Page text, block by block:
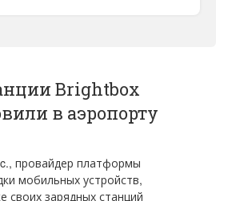
Brightbox
в аэропорту
провайдер платформы
мобильных устройств,
своих зарядных станций